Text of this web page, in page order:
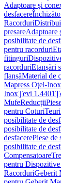
Adaptoare şi
desfacere
Racorduri
presareAdaptoare
posibilitate de
pentru racorduri
fitinguri
racorduriEtanșări
flanșăMaterial de
Mapress Oţel-Inox
InoxŢevi 1.4401
MufeReducţii
pentru CoturiTeuri
posibilitate de
posibilitate de
desfacerePiese de
posibilitate de
Compensatoare
pentru
RacorduriGeberit